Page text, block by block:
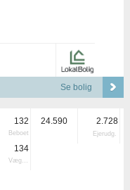
Se bolig
132
Beboet
134
Vægtet
24.590 2.728
Ejerudg.